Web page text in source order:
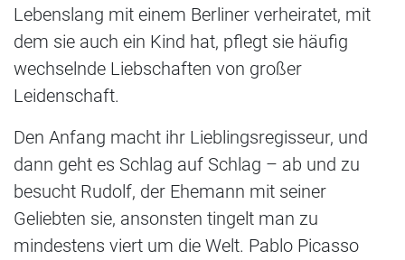
Lebenslang mit einem Berliner verheiratet, mit
dem sie auch ein Kind hat, pflegt sie häufig
wechselnde Liebschaften von großer
Leidenschaft.
Den Anfang macht ihr Lieblingsregisseur, und
dann geht es Schlag auf Schlag – ab und zu
besucht Rudolf, der Ehemann mit seiner
Geliebten sie, ansonsten tingelt man zu
mindestens viert um die Welt. Pablo Picasso